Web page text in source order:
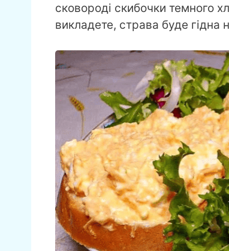
сковороді скибочки темного
викладете, страва буде гідна